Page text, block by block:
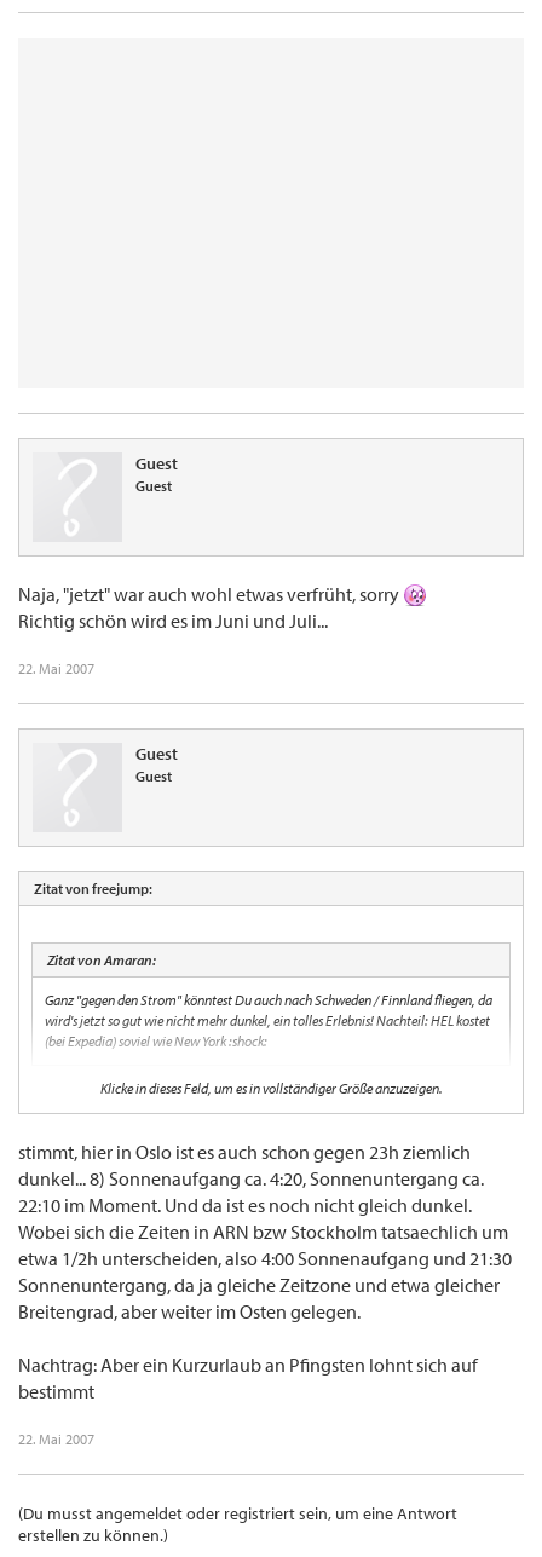
Guest
Guest
Naja, "jetzt" war auch wohl etwas verfrüht, sorry
Richtig schön wird es im Juni und Juli...
22. Mai 2007
Guest
Guest
Zitat von freejump:
Zitat von Amaran:
Ganz "gegen den Strom" könntest Du auch nach Schweden / Finnland fliegen, da
wird's jetzt so gut wie nicht mehr dunkel, ein tolles Erlebnis! Nachteil: HEL kostet
(bei Expedia) soviel wie New York :shock:
Ich bin gerade "gegen den Strom" geschwommen, wie du das so schön genannt hast...
dieselbe Höhe, also wird es da nicht allzu viel anders sein, oder :?:
Klicke in dieses Feld, um es in vollständiger Größe anzuzeigen.
stimmt, hier in Oslo ist es auch schon gegen 23h ziemlich
dunkel... 8) Sonnenaufgang ca. 4:20, Sonnenuntergang ca.
22:10 im Moment. Und da ist es noch nicht gleich dunkel.
Wobei sich die Zeiten in ARN bzw Stockholm tatsaechlich um
etwa 1/2h unterscheiden, also 4:00 Sonnenaufgang und 21:30
Sonnenuntergang, da ja gleiche Zeitzone und etwa gleicher
Breitengrad, aber weiter im Osten gelegen.
Nachtrag: Aber ein Kurzurlaub an Pfingsten lohnt sich auf
bestimmt
22. Mai 2007
(Du musst angemeldet oder registriert sein, um eine Antwort
erstellen zu können.)